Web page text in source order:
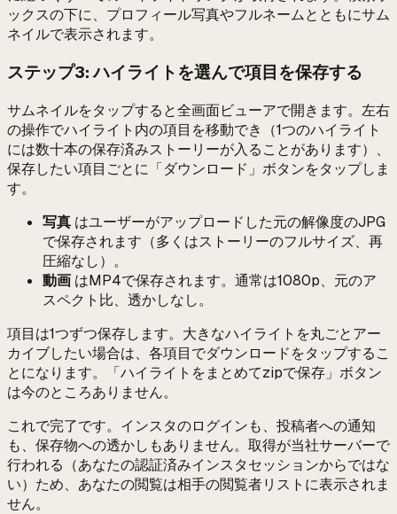
ックスの下に、プロフィール写真やフルネームとともにサム
ネイルで表示されます。
ステップ3: ハイライトを選んで項目を保存する
サムネイルをタップすると全画面ビューアで開きます。左右
の操作でハイライト内の項目を移動でき（1つのハイライト
には数十本の保存済みストーリーが入ることがあります）、
保存したい項目ごとに「ダウンロード」ボタンをタップしま
す。
写真 はユーザーがアップロードした元の解像度のJPG
で保存されます（多くはストーリーのフルサイズ、再
圧縮なし）。
動画 はMP4で保存されます。通常は1080p、元のア
スペクト比、透かしなし。
項目は1つずつ保存します。大きなハイライトを丸ごとアー
カイブしたい場合は、各項目でダウンロードをタップするこ
とになります。「ハイライトをまとめてzipで保存」ボタン
は今のところありません。
これで完了です。インスタのログインも、投稿者への通知
も、保存物への透かしもありません。取得が当社サーバーで
行われる（あなたの認証済みインスタセッションからではな
い）ため、あなたの閲覧は相手の閲覧者リストに表示されま
せん。